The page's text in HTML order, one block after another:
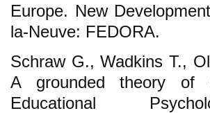
Europe. New
la-Neuve: FEDORA.
Schraw G., Wadkins T.,
A grounded theory of
Educational